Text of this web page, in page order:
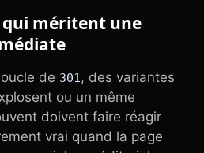
qui méritent une
de 301, des variantes
ou un même
doivent faire réagir
vrai quand la page